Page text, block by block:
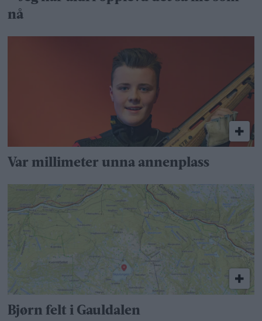
nå
Var millimeter unna annenplass
Bjørn felt i Gauldalen